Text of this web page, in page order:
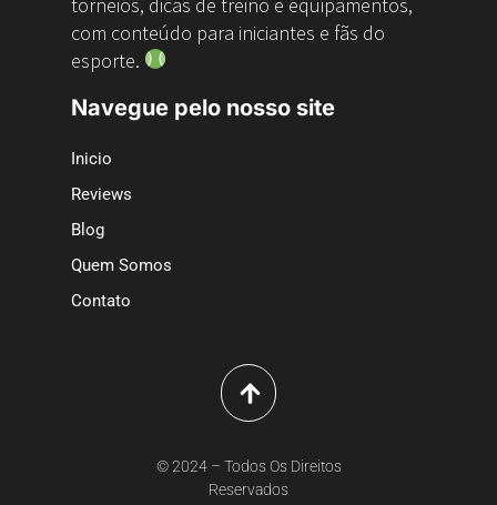
com conteúdo para iniciantes e fãs do
esporte.
Navegue pelo nosso site
Inicio
Reviews
Blog
Quem Somos
Contato
© 2024 – Todos Os Direitos
Reservados